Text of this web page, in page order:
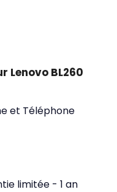
Lenovo BL260
et Téléphone
limitée - 1 an